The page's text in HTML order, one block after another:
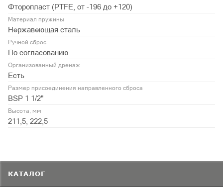
Фторопласт (PTFE, от -196 до +120)
Материал пружины
Нержавеющая сталь
Ручной сброс
По согласованию
Организованный дренаж
Есть
Размер присоединения направленного сброса
BSP 1 1/2"
Высота, мм
211,5, 222,5
КАТАЛОГ